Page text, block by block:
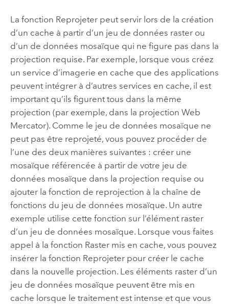
La fonction Reprojeter peut servir lors de la création
d’un cache à partir d’un jeu de données raster ou
d’un de données mosaïque qui ne figure pas dans la
projection requise. Par exemple, lorsque vous créez
un service d’imagerie en cache que des applications
peuvent intégrer à d’autres services en cache, il est
important qu’ils figurent tous dans la même
projection (par exemple, dans la projection Web
Mercator). Comme le jeu de données mosaïque ne
peut pas être reprojeté, vous pouvez procéder de
l’une des deux manières suivantes : créer une
mosaïque référencée à partir de votre jeu de
données mosaïque dans la projection requise ou
ajouter la fonction de reprojection à la chaîne de
fonctions du jeu de données mosaïque. Un autre
exemple utilise cette fonction sur l’élément raster
d’un jeu de données mosaïque. Lorsque vous faites
appel à la fonction Raster mis en cache, vous pouvez
insérer la fonction Reprojeter pour créer le cache
dans la nouvelle projection. Les éléments raster d’un
jeu de données mosaïque peuvent être mis en
cache lorsque le traitement est intense et que vous